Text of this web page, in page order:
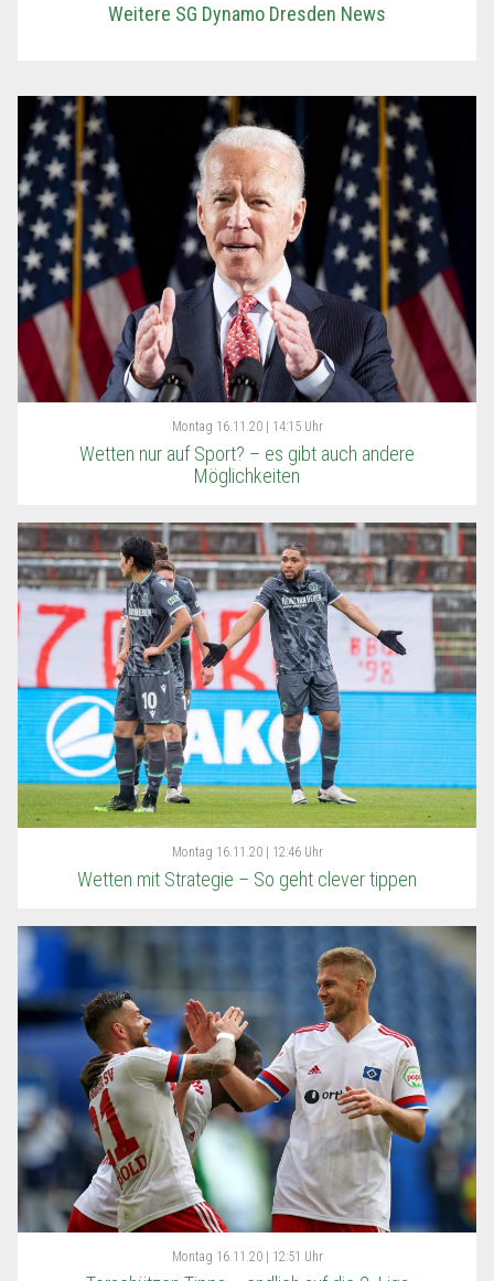
Weitere SG Dynamo Dresden News
Montag 16.11.20 | 14:15 Uhr
Wetten nur auf Sport? – es gibt auch andere
Möglichkeiten
Montag 16.11.20 | 12:46 Uhr
Wetten mit Strategie – So geht clever tippen
Montag 16.11.20 | 12:51 Uhr